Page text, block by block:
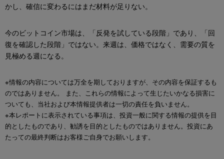
かし、確信に変わるにはまだ材料が足りない。
今のビットコイン市場は、「反発を試している段階」であり、「回
復を確認した段階」ではない。来週は、価格ではなく、需要の質を
見極める週になる。
※情報の内容については万全を期しておりますが、その内容を保証するも
のではありません。 また、これらの情報によって生じたいかなる損害に
ついても、当社および本情報提供者は一切の責任を負いません。
※本レポートに表示されている事項は、投資一般に関する情報の提供を目
的としたものであり、勧誘を目的としたものではありません。投資にあ
たっての最終判断はお客様ご自身でお願いします。